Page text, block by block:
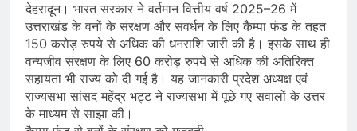
देहरादून। भारत सरकार ने वर्तमान वित्तीय वर्ष 2025–26 में
उत्तराखंड के वनों के संरक्षण और संवर्धन के लिए कैम्पा फंड के तहत
150 करोड़ रुपये से अधिक की धनराशि जारी की है। इसके साथ ही
वन्यजीव संरक्षण के लिए 60 करोड़ रुपये से अधिक की अतिरिक्त
सहायता भी राज्य को दी गई है। यह जानकारी प्रदेश अध्यक्ष एवं
राज्यसभा सांसद महेंद्र भट्ट ने राज्यसभा में पूछे गए सवालों के उत्तर
के माध्यम से साझा की।